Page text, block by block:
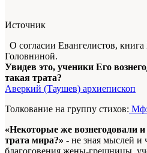
Источник
О согласии Евангелистов, книга
Головниной.
Увидев это, ученики Его
такая трата?
Аверкий (Таушев) архиепископ
Толкование на группу стихов: Мф:
«Некоторые же вознегодовали
трата мира?» - не зная мыслей и